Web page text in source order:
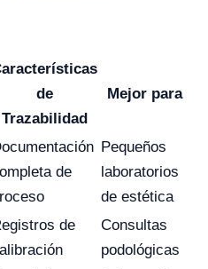
de
Trazabilidad
Mejor para
de
Pequeños
laboratorios
de estética
de
Consultas
podológicas